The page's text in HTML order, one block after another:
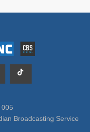
Broadcasting Service